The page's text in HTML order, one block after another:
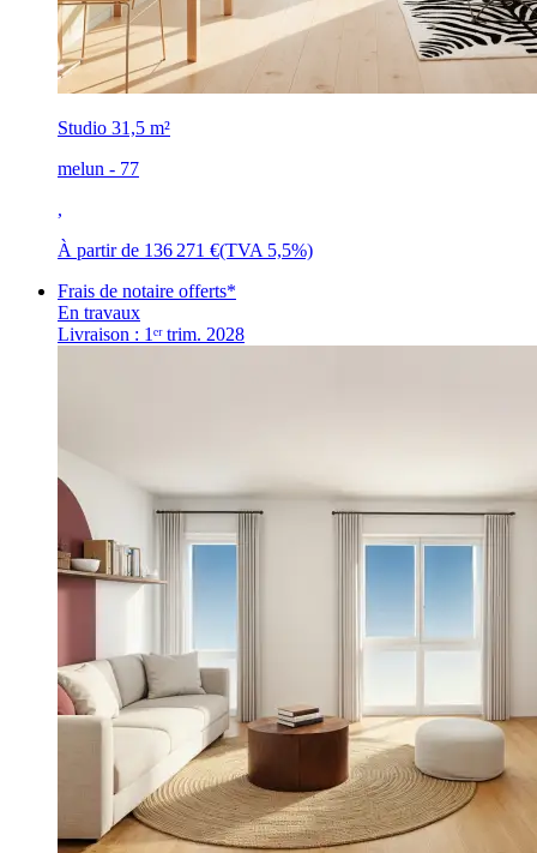
Studio 31,5 m²
melun - 77
,
À partir de 136 271 €(TVA 5,5%)
Frais de notaire offerts*
En travaux
Livraison : 1ᵉʳ trim. 2028